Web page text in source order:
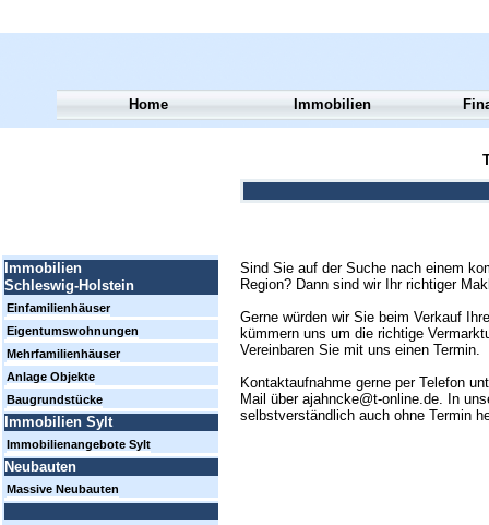
Sind Sie auf der Suche nach einem
Region? Dann sind wir Ihr richtiger
Gerne würden wir Sie beim Verkauf
kümmern uns um die richtige
Vereinbaren Sie mit uns einen Termin.
Kontaktaufnahme gerne per Telefon
Mail über ajahncke@t-online.de. In
selbstverständlich auch ohne Termin
Home Immobilien
Immobilien
Schleswig-Holstein
Einfamilienhäuser
Eigentumswohnungen
Mehrfamilienhäuser
Anlage Objekte
Baugrundstücke
Immobilien Sylt
Immobilienangebote Sylt
Neubauten
Massive Neubauten